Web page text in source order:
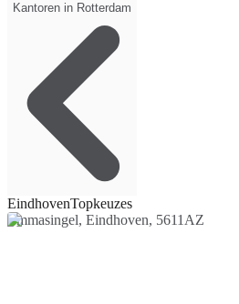
Kantoren in Rotterdam
EindhovenTopkeuzes
Emmasingel, Eindhoven, 5611AZ